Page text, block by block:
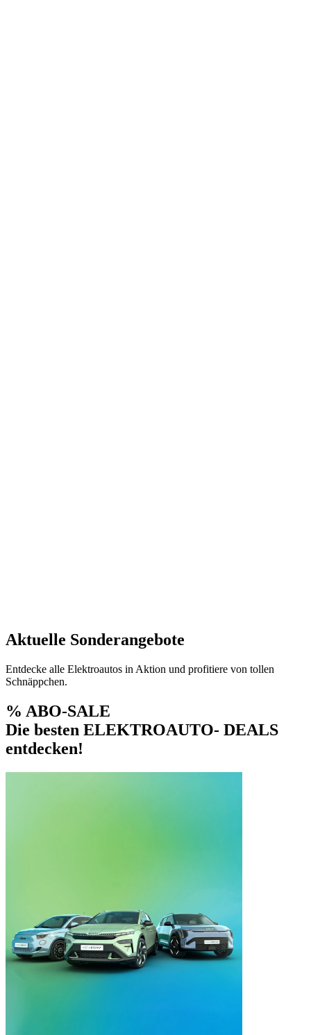
Aktuelle Sonderangebote
Entdecke alle Elektroautos in Aktion und profitiere von tollen
Schnäppchen.
% ABO-SALE
Die besten ELEKTROAUTO- DEALS
entdecken!